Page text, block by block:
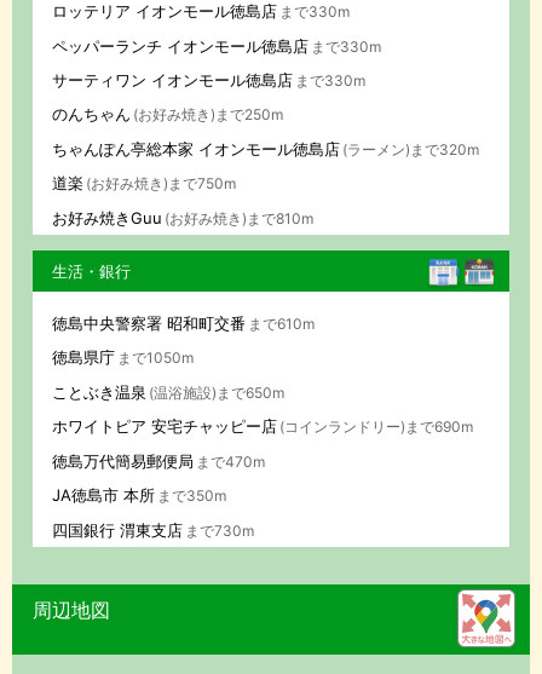
ロッテリア イオンモール徳島店 まで330m
ペッパーランチ イオンモール徳島店 まで330m
サーティワン イオンモール徳島店 まで330m
のんちゃん (お好み焼き)まで250m
ちゃんぽん亭総本家 イオンモール徳島店 (ラーメン)まで320m
道楽 (お好み焼き)まで750m
お好み焼きGuu (お好み焼き)まで810m
生活・銀行
徳島中央警察署 昭和町交番 まで610m
徳島県庁 まで1050m
ことぶき温泉 (温浴施設)まで650m
ホワイトピア 安宅チャッピー店 (コインランドリー)まで690m
徳島万代簡易郵便局 まで470m
JA徳島市 本所 まで350m
四国銀行 渭東支店 まで730m
周辺地図